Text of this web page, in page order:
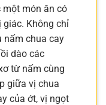
món ăn có
Không chỉ
nấm chua cay
dào các
từ nấm cùng
giữa vị chua
của ớt, vị ngọt